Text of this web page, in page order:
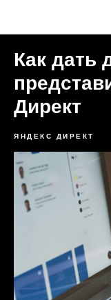
Как дать
Директ
ЯНДЕКС ДИРЕКТ